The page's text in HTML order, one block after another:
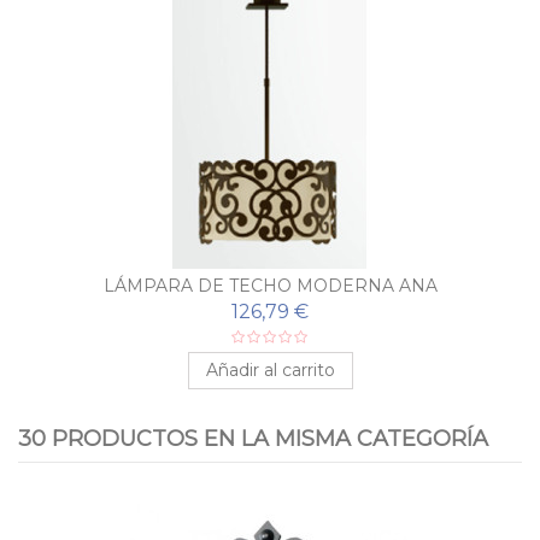
LÁMPARA DE TECHO MODERNA ANA
126,79 €
Añadir al carrito
30 PRODUCTOS EN LA MISMA CATEGORÍA